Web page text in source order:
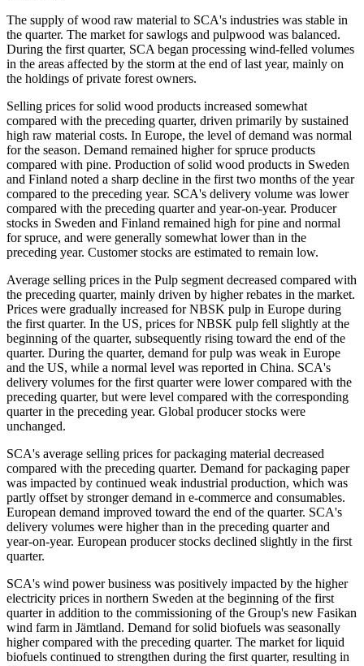
The supply of wood raw material to SCA's industries was stable in
the quarter. The market for sawlogs and pulpwood was balanced.
During the first quarter, SCA began processing wind-felled volumes
in the areas affected by the storm at the end of last year, mainly on
the holdings of private forest owners.
Selling prices for solid wood products increased somewhat
compared with the preceding quarter, driven primarily by sustained
high raw material costs. In Europe, the level of demand was normal
for the season. Demand remained higher for spruce products
compared with pine. Production of solid wood products in Sweden
and Finland noted a sharp decline in the first two months of the year
compared to the preceding year. SCA's delivery volume was lower
compared with the preceding quarter and year-on-year. Producer
stocks in Sweden and Finland remained high for pine and normal
for spruce, and were generally somewhat lower than in the
preceding year. Customer stocks are estimated to remain low.
Average selling prices in the Pulp segment decreased compared with
the preceding quarter, mainly driven by higher rebates in the market.
Prices were gradually increased for NBSK pulp in Europe during
the first quarter. In the US, prices for NBSK pulp fell slightly at the
beginning of the quarter, subsequently rising toward the end of the
quarter. During the quarter, demand for pulp was weak in Europe
and the US, while a normal level was reported in China. SCA's
delivery volumes for the first quarter were lower compared with the
preceding quarter, but were level compared with the corresponding
quarter in the preceding year. Global producer stocks were
unchanged.
SCA's average selling prices for packaging material decreased
compared with the preceding quarter. Demand for packaging paper
was impacted by continued weak industrial production, which was
partly offset by stronger demand in e-commerce and consumables.
European demand improved toward the end of the quarter. SCA's
delivery volumes were higher than in the preceding quarter and
year-on-year. European producer stocks declined slightly in the first
quarter.
SCA's wind power business was positively impacted by the higher
electricity prices in northern Sweden at the beginning of the first
quarter in addition to the commissioning of the Group's new Fasikan
wind farm in Jämtland. Demand for solid biofuels was seasonally
higher compared with the preceding quarter. The market for liquid
biofuels continued to strengthen during the first quarter, resulting in